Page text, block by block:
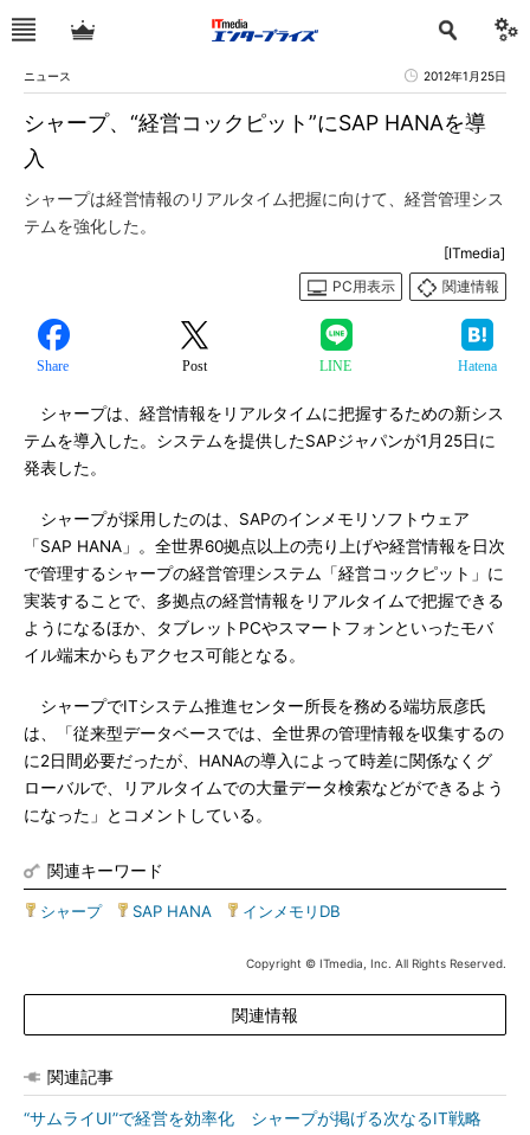
ニュース 2012年1月25日
シャープ、“経営コックピット”にSAP HANAを導
入
シャープは経営情報のリアルタイム把握に向けて、経営管理シス
テムを強化した。
[ITmedia]
PC用表示
関連情報
Share Post LINE Hatena
シャープは、経営情報をリアルタイムに把握するための新シス
テムを導入した。システムを提供したSAPジャパンが1月25日に
発表した。
シャープが採用したのは、SAPのインメモリソフトウェア
「SAP HANA」。全世界60拠点以上の売り上げや経営情報を日次
で管理するシャープの経営管理システム「経営コックピット」に
実装することで、多拠点の経営情報をリアルタイムで把握できる
ようになるほか、タブレットPCやスマートフォンといったモバ
イル端末からもアクセス可能となる。
シャープでITシステム推進センター所長を務める端坊辰彦氏
は、「従来型データベースでは、全世界の管理情報を収集するの
に2日間必要だったが、HANAの導入によって時差に関係なくグ
ローバルで、リアルタイムでの大量データ検索などができるよう
になった」とコメントしている。
関連キーワード
シャープ| SAP HANA インメモリDB
Copyright © ITmedia, Inc. All Rights Reserved.
関連情報
関連記事
“サムライUI”で経営を効率化 シャープが掲げる次なるIT戦略